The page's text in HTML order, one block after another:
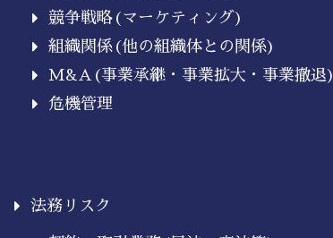
競争戦略(マーケティング)
組織関係(他の組織体との関係)
M&A(事業承継・事業拡大・事業撤退)
危機管理
法務リスク